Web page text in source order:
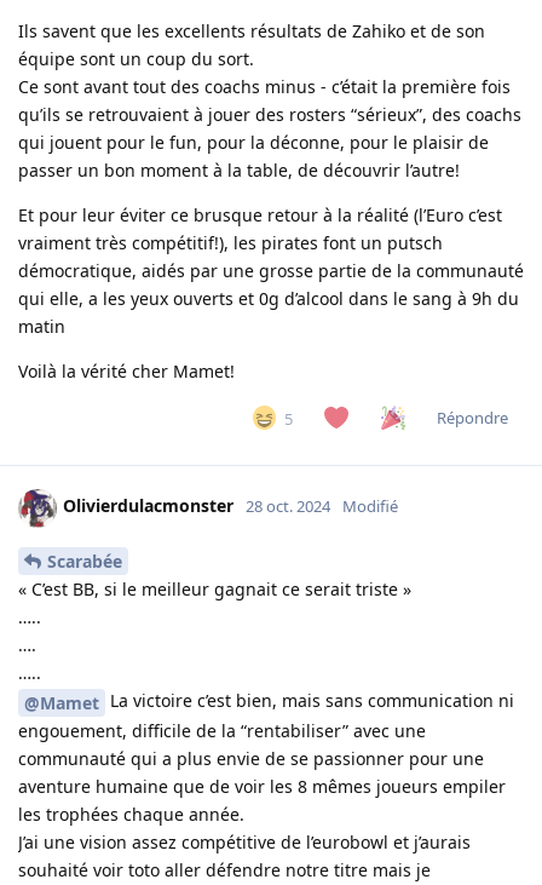
Ils savent que les excellents résultats de Zahiko et de son
équipe sont un coup du sort.
Ce sont avant tout des coachs minus - c’était la première fois
qu’ils se retrouvaient à jouer des rosters “sérieux”, des coachs
qui jouent pour le fun, pour la déconne, pour le plaisir de
passer un bon moment à la table, de découvrir l’autre!
Et pour leur éviter ce brusque retour à la réalité (l’Euro c’est
vraiment très compétitif!), les pirates font un putsch
démocratique, aidés par une grosse partie de la communauté
qui elle, a les yeux ouverts et 0g d’alcool dans le sang à 9h du
matin
Voilà la vérité cher Mamet!
5 Répondre
Olivierdulacmonster 28 oct. 2024 Modifié
Scarabée
« C’est BB, si le meilleur gagnait ce serait triste »
…..
….
…..
@Mamet La victoire c’est bien, mais sans communication ni
engouement, difficile de la “rentabiliser” avec une
communauté qui a plus envie de se passionner pour une
aventure humaine que de voir les 8 mêmes joueurs empiler
les trophées chaque année.
J’ai une vision assez compétitive de l’eurobowl et j’aurais
souhaité voir toto aller défendre notre titre mais je